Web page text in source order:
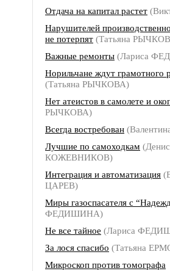
Отдача на капитал растет
Нарушителей
не потерпят (Татьяна
Важные ремонты (Лариса
Норильчане ждут грамотного
(Татьяна РЫЧКОВА)
Нет атеистов в самолете и
РЫЧКОВА)
Всегда востребован
Лучшие по самоходкам (Денис
КОЖЕВНИКОВ)
Интеграция и автоматизация
ЦАРЕВ)
Миры газоспасателя с
ФЕДИШИНА)
Не все тайное (Лариса
За лося спасибо (Татьяна
Микроскоп против томографа